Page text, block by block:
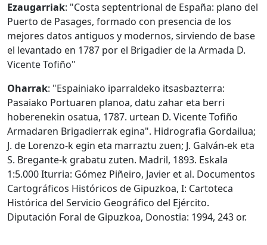
Ezaugarriak: "Costa septentrional de España: plano del
Puerto de Pasages, formado con presencia de los
mejores datos antiguos y modernos, sirviendo de base
el levantado en 1787 por el Brigadier de la Armada D.
Vicente Tofiño"
Oharrak: "Espainiako iparraldeko itsasbazterra:
Pasaiako Portuaren planoa, datu zahar eta berri
hoberenekin osatua, 1787. urtean D. Vicente Tofiño
Armadaren Brigadierrak egina". Hidrografia Gordailua;
J. de Lorenzo-k egin eta marraztu zuen; J. Galván-ek eta
S. Bregante-k grabatu zuten. Madril, 1893. Eskala
1:5.000 Iturria: Gómez Piñeiro, Javier et al. Documentos
Cartográficos Históricos de Gipuzkoa, I: Cartoteca
Histórica del Servicio Geográfico del Ejército.
Diputación Foral de Gipuzkoa, Donostia: 1994, 243 or.